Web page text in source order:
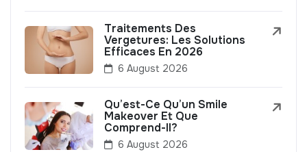
Traitements Des
Vergetures: Les Solutions
Efficaces En 2026
6 August 2026
Qu’est-Ce Qu’un Smile
Makeover Et Que
Comprend-Il?
6 August 2026